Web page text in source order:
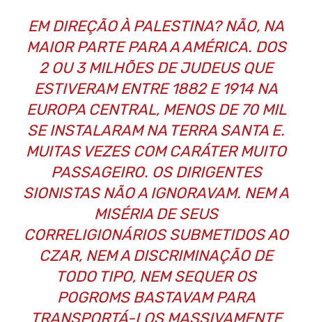
EM DIREÇÃO À PALESTINA? NÃO, NA
MAIOR PARTE PARA A AMÉRICA. DOS
2 OU 3 MILHÕES DE JUDEUS QUE
ESTIVERAM ENTRE 1882 E 1914 NA
EUROPA CENTRAL, MENOS DE 70 MIL
SE INSTALARAM NA TERRA SANTA E.
MUITAS VEZES COM CARÁTER MUITO
PASSAGEIRO. OS DIRIGENTES
SIONISTAS NÃO A IGNORAVAM. NEM A
MISÉRIA DE SEUS
CORRELIGIONÁRIOS SUBMETIDOS AO
CZAR, NEM A DISCRIMINAÇÃO DE
TODO TIPO, NEM SEQUER OS
POGROMS BASTAVAM PARA
TRANSPORTÁ-LOS MASSIVAMENTE